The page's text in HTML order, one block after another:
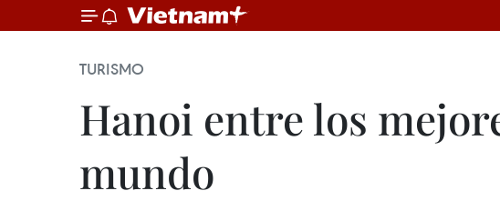
TURISMO
Hanoi entre los
mundo